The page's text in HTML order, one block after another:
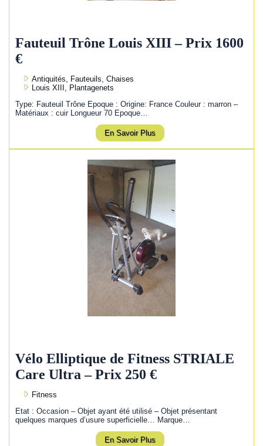
Fauteuil Trône Louis XIII – Prix 1600
€
Antiquités, Fauteuils, Chaises
Louis XIII, Plantagenets
Type: Fauteuil Trône Epoque : Origine: France Couleur : marron –
Matériaux : cuir Longueur 70 Epoque…
En Savoir Plus
Vélo Elliptique de Fitness STRIALE
Care Ultra – Prix 250 €
Fitness
Etat : Occasion – Objet ayant été utilisé – Objet présentant
quelques marques d’usure superficielle… Marque…
En Savoir Plus